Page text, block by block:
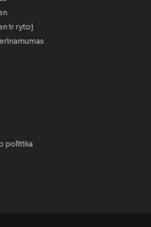
ir rytoj
politika